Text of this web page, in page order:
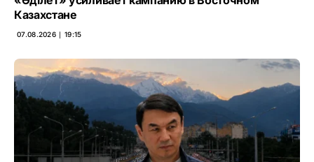
Казахстане
07.08.2026 ∣ 19:15